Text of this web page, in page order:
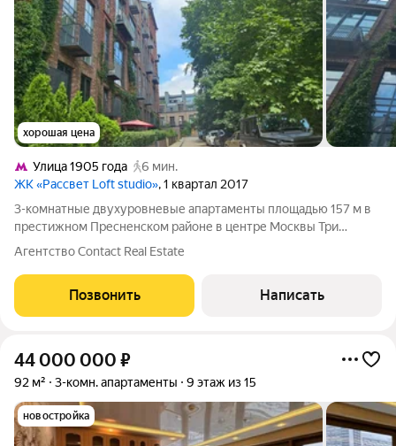
хорошая цена
Улица 1905 года
6 мин.
ЖК «Рассвет Loft studio», 1 квартал 2017
3-комнатные двухуровневые апартаменты площадью 157 м в
престижном Пресненском районе в центре Москвы Три
просторных этажа с панорамными окнами, мансарда, веранда и
загородной жизни в центре Москвы!
Агентство Contact Real Estate
Позвонить Написать
44 000 000 ₽
92 м² 3-комн. апартаменты 9 этаж из 15
новостройка